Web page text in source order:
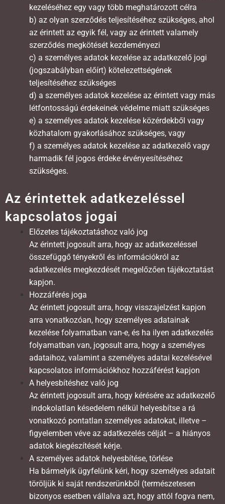
kezeléséhez egy vagy több meghatározott célra
b) az olyan szerződés teljesítéséhez szükséges, ahol
az érintett az egyik fél, vagy az érintett valamely
szerződés megkötését kezdeményezi
c) a személyes adatok kezelése az adatkezelő jogi
(jogszabályban előírt) kötelezettségének
teljesítéséhez szükséges
d) a személyes adatok kezelése az érintett vagy más
létfontosságú érdekeinek védelme miatt szükséges
e) a személyes adatok kezelése közérdekből vagy
közhatalom gyakorlásához szükséges, vagy
f) a személyes adatok kezelése az adatkezelő vagy
harmadik fél jogos érdeke érvényesítéséhez
szükséges.
Az érintettek adatkezeléssel
kapcsolatos jogai
Előzetes tájékoztatáshoz való jog
Az érintett jogosult arra, hogy az adatkezeléssel
összefüggő tényekről és információkról az
adatkezelés megkezdését megelőzően tájékoztatást
kapjon.
Hozzáférés joga
Az érintett jogosult arra, hogy visszajelzést kapjon
arra vonatkozóan, hogy személyes adatainak
kezelése folyamatban van-e, és ha ilyen adatkezelés
folyamatban van, jogosult arra, hogy a személyes
adataihoz, valamint a személyes adatai kezelésével
kapcsolatos információkhoz hozzáférést kapjon
A helyesbítéshez való jog
Az érintett jogosult arra, hogy kérésére az adatkezelő
indokolatlan késedelem nélkül helyesbítse a rá
vonatkozó pontatlan személyes adatokat, illetve –
figyelemben véve az adatkezelés célját – a hiányos
adatok kiegészítését kérje.
A személyes adatok helyesbítése, törlése
Ha bármelyik ügyfelünk kéri, hogy személyes adatait
töröljük ki saját rendszerünkből (természetesen
bizonyos esetben vállalva azt, hogy attól fogva nem,